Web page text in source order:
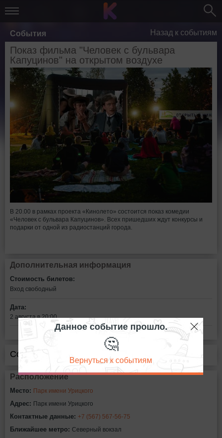
События Назад к событиям
Показ фильма "Человек с бульвара
Капуцинов" на открытом воздухе
В 20.00 в рамках проекта «Кинолето» состоится показ комедии
«Человек с бульвара Капуцинов». Всех пришедших ждут конкурсы и
подарки от одной из радиостанций города.
Дополнительная информация
Стоимость билетов:
Вход свободный
Дата:
2 августа в 20:00
Сообщить об ошибке
Расположение
Место: Парк имени Урицкого
Адрес: Парк имени Урицкого
Контактные данные: +7 (567) 567-56-75
Ближайшее метро: Северный вокзал
Данное событие прошло.
🤔
Вернуться к событиям